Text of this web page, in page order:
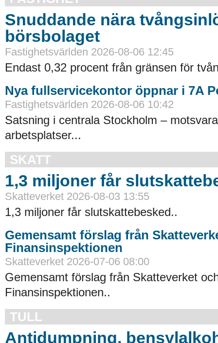
Snuddande nära
börsbolaget
Fastighetsvärlden 2026-08-06 12:45
Endast 0,32 procent från gränsen för
Nya fullservicekontor öppnar i 7A
Fastighetsvärlden 2026-08-06 10:42
Satsning i centrala Stockholm –
arbetsplatser...
SKATT
1,3 miljoner får
Skatteverket 2026-08-03 13:55
1,3 miljoner får slutskattebesked..
Gemensamt förslag från
Finansinspektionen
Skatteverket 2026-07-06 08:00
Gemensamt förslag från Skatteverket
Finansinspektionen..
TULL
Antidumpning,